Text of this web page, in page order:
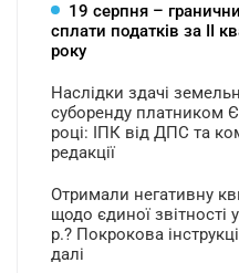
19 серпня –
сплати податків за ІI
року
Наслідки здачі
суборенду платником
році: ІПК від ДПС та
редакції
Отримали негативну
щодо єдиної звітності
р.? Покрокова
далі